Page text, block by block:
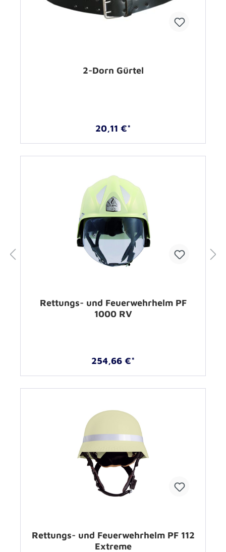
2-Dorn Gürtel
20,11 €*
Rettungs- und Feuerwehrhelm PF
1000 RV
254,66 €*
Rettungs- und Feuerwehrhelm PF 112
Extreme